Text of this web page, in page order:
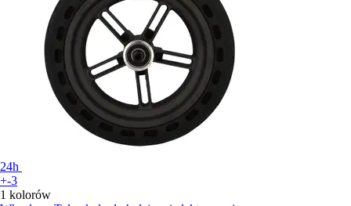
24h
+-3
1 kolorów